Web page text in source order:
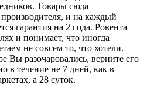
Товары сюда
и на каждый
гарантия на 2 года. Ровента
и понимает, что иногда
не совсем то, что хотели.
Вы разочаровались, верните его
в течение не 7 дней, как в
а 28 суток.